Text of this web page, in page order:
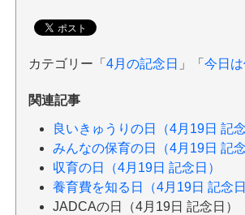
カテゴリー「 4月の記念日 」「 今日は
関連記事
良いきゅうりの日（4月19日 記念
みんなの保育の日（4月19日 記念
収育の日（4月19日 記念日）
養育費を知る日（4月19日 記念日
JADCAの日（4月19日 記念日）